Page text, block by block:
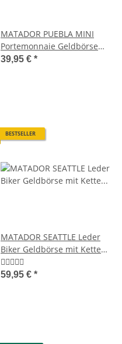
MATADOR PUEBLA MINI
Portemonnaie Geldbörse
Klein RFID
39,95 € *
BESTSELLER
MATADOR SEATTLE Leder
Biker Geldbörse mit Kette
Bikerbörse RFID
59,95 € *